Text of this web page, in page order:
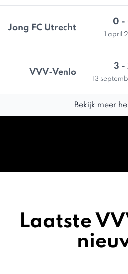
Jong FC Utrecht
0 -
1 april
VVV-Venlo
3 -
13
Bekijk meer
Laatste